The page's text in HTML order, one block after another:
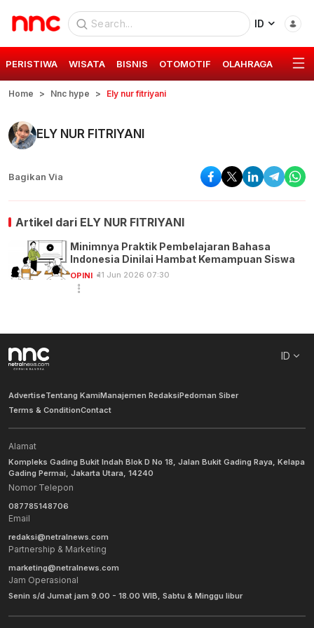
ID
PERISTIWA WISATA BISNIS OTOMOTIF OLAHRAGA GAYA
Home Nnc hype Ely nur fitriyani
ELY NUR FITRIYANI
Bagikan Via
Artikel dari ELY NUR FITRIYANI
Minimnya Praktik Pembelajaran Bahasa
Indonesia Dinilai Hambat Kemampuan Siswa
OPINI 11 Jun 2026 07:30
ID
AdvertiseTentang KamiManajemen RedaksiPedoman Siber
Terms & ConditionContact
Alamat
Kompleks Gading Bukit Indah Blok D No 18, Jalan Bukit Gading Raya, Kelapa
Gading Permai, Jakarta Utara, 14240
Nomor Telepon
087785148706
Email
redaksi@netralnews.com
Partnership & Marketing
marketing@netralnews.com
Jam Operasional
Senin s/d Jumat jam 9.00 - 18.00 WIB, Sabtu & Minggu libur